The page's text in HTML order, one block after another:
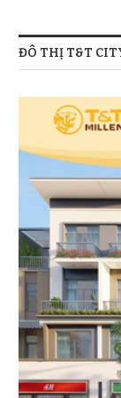
ĐÔ THỊ T&T